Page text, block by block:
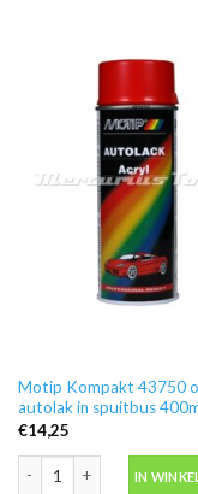
Motip Kompakt 43750
autolak in spuitbus
€14,25
IN